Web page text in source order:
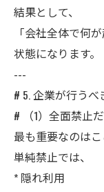
結果として、
「会社全体で何
状態になります。
---
# 5. 企業が行うべ
# （1）全面禁止
最も重要なのはこ
単純禁止では、
* 隠れ利用